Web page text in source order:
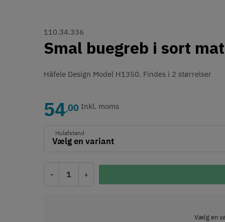
110.34.336
Smal buegreb i sort
Häfele Design Model H1350. Findes i 2 størrelser
54,00 Inkl. moms
Hulafstand
- +
Vælg en